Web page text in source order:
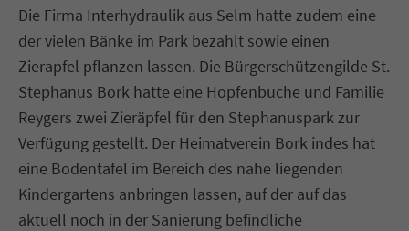
Die Firma Interhydraulik aus Selm hatte zudem eine
der vielen Bänke im Park bezahlt sowie einen
Zierapfel pflanzen lassen. Die Bürgerschützengilde St.
Stephanus Bork hatte eine Hopfenbuche und Familie
Reygers zwei Zieräpfel für den Stephanuspark zur
Verfügung gestellt. Der Heimatverein Bork indes hat
eine Bodentafel im Bereich des nahe liegenden
Kindergartens anbringen lassen, auf der auf das
aktuell noch in der Sanierung befindliche